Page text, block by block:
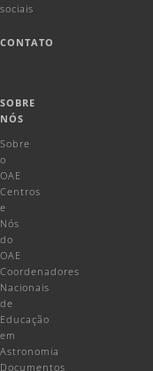
sociais
CONTATO
SOBRE
NÓS
Sobre
o
OAE
Centros
e
Nós
do
OAE
Coordenadores
Nacionais
de
Educação
em
Astronomia
Documentos